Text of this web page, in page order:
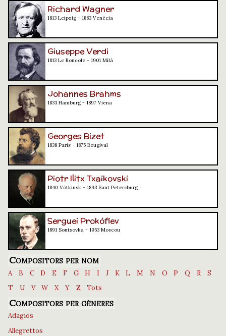
Richard Wagner
1813 Leipzig - 1883 Venècia
Giuseppe Verdi
1813 Le Roncole - 1901 Milà
Johannes Brahms
1833 Hamburg - 1897 Viena
Georges Bizet
1838 París - 1875 Bougival
Piotr Ilitx Txaikovski
1840 Vótkinsk - 1893 Sant Petersburg
Serguei Prokófiev
1891 Sontsovka - 1953 Moscou
Compositors per nom
A B C D E F G H I J K L M N O P Q R
S
T
U V W X Y Z Tots
Compositors per gèneres
Adagios
Allegrettos